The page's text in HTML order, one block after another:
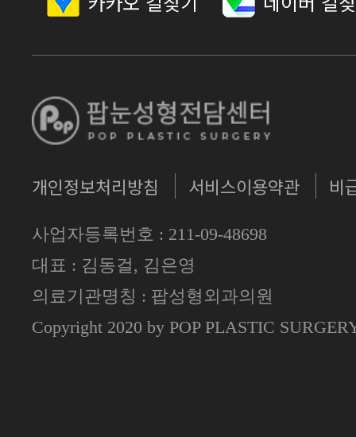
개인정보처리방침 서비스이용약관 비
사업자등록번호 : 211-09-48698
대표 : 김동걸, 김은영
의료기관명칭 : 팝성형외과의원
Copyright 2020 by POP PLASTIC